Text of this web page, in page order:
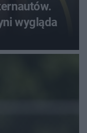
wygląda